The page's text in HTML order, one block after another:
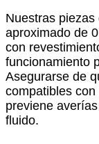
Nuestras
aproximado de
con
funcionamiento
Asegurarse de
compatibles
previene
fluido.